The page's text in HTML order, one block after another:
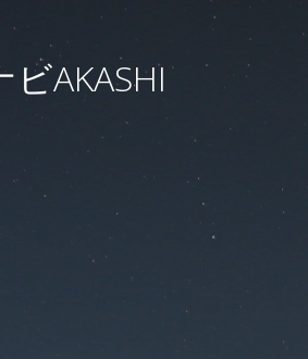
ビAKASHI